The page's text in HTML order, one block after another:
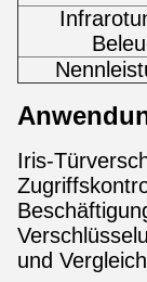
Iris-
und